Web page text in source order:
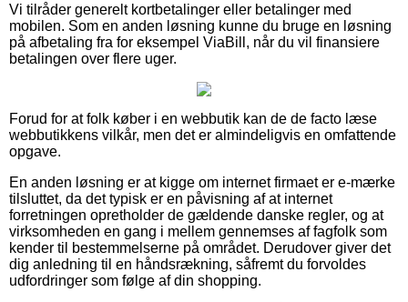
Vi tilråder generelt kortbetalinger eller betalinger med
mobilen. Som en anden løsning kunne du bruge en løsning
på afbetaling fra for eksempel ViaBill, når du vil finansiere
betalingen over flere uger.
Forud for at folk køber i en webbutik kan de de facto læse
webbutikkens vilkår, men det er almindeligvis en omfattende
opgave.
En anden løsning er at kigge om internet firmaet er e-mærke
tilsluttet, da det typisk er en påvisning af at internet
forretningen opretholder de gældende danske regler, og at
virksomheden en gang i mellem gennemses af fagfolk som
kender til bestemmelserne på området. Derudover giver det
dig anledning til en håndsrækning, såfremt du forvoldes
udfordringer som følge af din shopping.